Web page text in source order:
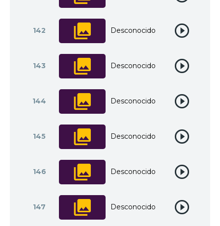
142 Desconocido
143 Desconocido
144 Desconocido
145 Desconocido
146 Desconocido
147 Desconocido